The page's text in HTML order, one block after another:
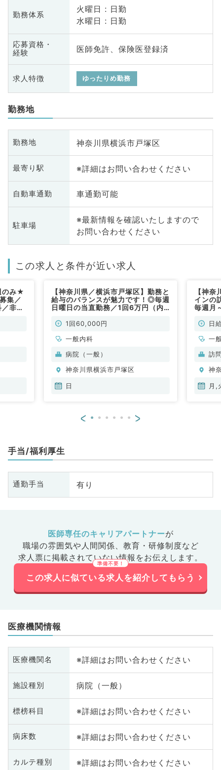
勤務体系
火曜日 : 日勤
水曜日 : 日勤
応募資格・
経験
医師免許、保険医登録済
求人特徴 ゆったりめ勤務
勤務地
勤務地 神奈川県横浜市戸塚区
最寄り駅 ※詳細はお問い合わせください
自動車通勤 車通勤可能
駐車場
※最新情報を確認いたしますので
お問い合わせください
この求人と条件が近い求人
のみ★
集／
非常
【神奈川県／横浜市戸塚区】勤務と
給与のバランスが魅力です！◎毎週
日曜日の当直勤務／1回6万円（内
1回60,000円
一般内科
病院（一般）
神奈川県横浜市戸塚区
日
【神
インの
毎週月
歓迎日
一
訪
神
月,
< >
手当/福利厚生
通勤手当 有り
医師専任のキャリアパートナーが
職場の雰囲気や人間関係、 教育・研修制度など
求人票に掲載されていない情報をお伝えします。
この求人に似ている求人を紹介してもらう
医療機関情報
医療機関名 ※詳細はお問い合わせください
施設種別 病院（一般）
標榜科目 ※詳細はお問い合わせください
病床数 ※詳細はお問い合わせください
カルテ種別 ※詳細はお問い合わせください